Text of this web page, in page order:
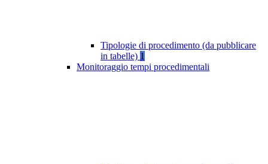
Tipologie di procedimento (da pubblicare
in tabelle) 1
Monitoraggio tempi procedimentali